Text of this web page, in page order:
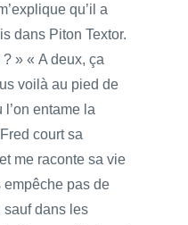
qu’il a
dans Piton Textor.
» « A deux, ça
voilà au pied de
entame la
court sa
me raconte sa vie
empêche pas de
sauf dans les